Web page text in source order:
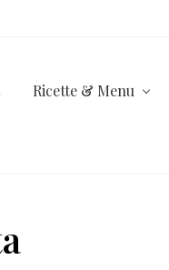
Ricette & Menu